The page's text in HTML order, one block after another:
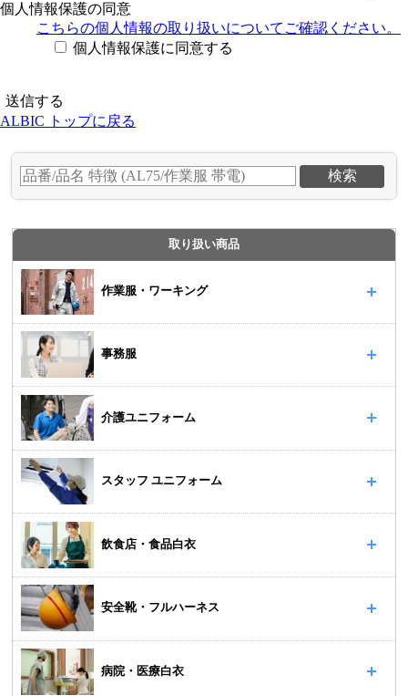
個人情報保護の同意
こちらの個人情報の取り扱いについてご確認ください。
個人情報保護に同意する
ALBIC トップに戻る
取り扱い商品
作業服・ワーキング
事務服
介護ユニフォーム
スタッフ ユニフォーム
飲食店・食品白衣
安全靴・フルハーネス
病院・医療白衣